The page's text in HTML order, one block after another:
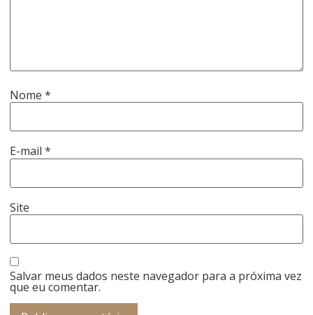
Nome*
E-mail*
Site
Salvar meus dados neste navegador para a próxima vez
que eu comentar.